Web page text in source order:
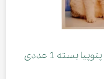
بسته 1 عددی